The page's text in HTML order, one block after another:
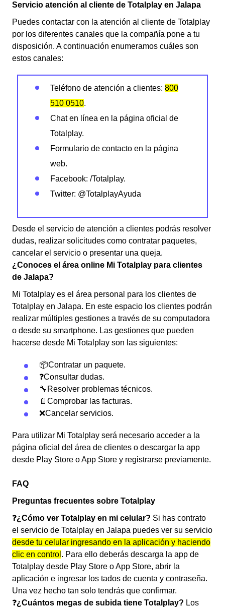
Servicio atención al cliente de Totalplay en Jalapa
Puedes contactar con la atención al cliente de Totalplay
por los diferentes canales que la compañía pone a tu
disposición. A continuación enumeramos cuáles son
estos canales:
Teléfono de atención a clientes: 800
510 0510.
Chat en línea en la página oficial de
Totalplay.
Formulario de contacto en la página
web.
Facebook: /Totalplay.
Twitter: @TotalplayAyuda
Desde el servicio de atención a clientes podrás resolver
dudas, realizar solicitudes como contratar paquetes,
cancelar el servicio o presentar una queja.
¿Conoces el área online Mi Totalplay para clientes
de Jalapa?
Mi Totalplay es el área personal para los clientes de
Totalplay en Jalapa. En este espacio los clientes podrán
realizar múltiples gestiones a través de su computadora
o desde su smartphone. Las gestiones que pueden
hacerse desde Mi Totalplay son las siguientes:
📦Contratar un paquete.
❓Consultar dudas.
🔧Resolver problemas técnicos.
📄Comprobar las facturas.
❌Cancelar servicios.
Para utilizar Mi Totalplay será necesario acceder a la
página oficial del área de clientes o descargar la app
desde Play Store o App Store y registrarse previamente.
FAQ
Preguntas frecuentes sobre Totalplay
❓¿Cómo ver Totalplay en mi celular? Si has contrato
el servicio de Totalplay en Jalapa puedes ver su servicio
desde tu celular ingresando en la aplicación y haciendo
clic en control . Para ello deberás descarga la app de
Totalplay desde Play Store o App Store, abrir la
aplicación e ingresar los tados de cuenta y contraseña.
Una vez hecho tan solo tendrás que confirmar.
❓¿Cuántos megas de subida tiene Totalplay? Los